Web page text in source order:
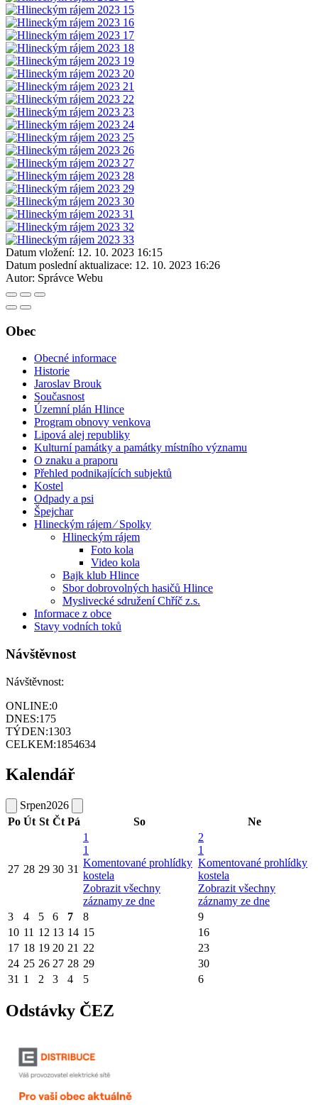
Datum vložení: 12. 10. 2023 16:15
Datum poslední aktualizace: 12. 10. 2023 16:26
Autor: Správce Webu
Obec
Obecné informace
Historie
Jaroslav Brouk
Současnost
Územní plán Hlince
Program obnovy venkova
Lipová alej republiky
Kulturní památky a památky místního významu
O znaku a praporu
Přehled podnikajících subjektů
Kostel
Odpady a psi
Špejchar
Hlineckým rájem ⁄ Spolky
Hlineckým rájem
Foto kola
Video kola
Bajk klub Hlince
Sbor dobrovolných hasičů Hlince
Myslivecké sdružení Chříč z.s.
Informace z obce
Stavy vodních toků
Návštěvnost
Návštěvnost:
ONLINE:0
DNES:175
TÝDEN:1303
CELKEM:1854634
Kalendář
Srpen2026
Po Út St Čt Pá So Ne
27 28 29 30 31
1
1
Komentované prohlídky
kostela
Zobrazit všechny
záznamy ze dne
2
1
Komentované prohlídky
kostela
Zobrazit všechny
záznamy ze dne
3
4 5 6 7 8
9
10 11 12 13 14 15
16
17 18 19 20 21 22
23
24 25 26 27 28 29
30
31 1 2 3 4 5 6
Odstávky ČEZ